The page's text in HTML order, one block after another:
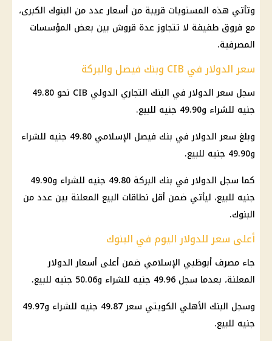
وتأتي هذه المستويات قريبة من أسعار عدد من البنوك الكبرى،
مع فروق طفيفة لا تتجاوز عدة قروش بين بعض المؤسسات
المصرفية.
سعر الدولار في CIB وبنك فيصل والبركة
سجل سعر الدولار في البنك التجاري الدولي CIB نحو 49.80
جنيه للشراء و49.90 جنيه للبيع.
وبلغ سعر الدولار في بنك فيصل الإسلامي 49.80 جنيه للشراء
و49.90 جنيه للبيع.
كما سجل الدولار في بنك البركة 49.80 جنيه للشراء و49.90
جنيه للبيع، ليأتي ضمن أقل نطاقات البيع المعلنة بين عدد من
البنوك.
أعلى سعر للدولار اليوم في البنوك
جاء مصرف أبوظبي الإسلامي ضمن أعلى أسعار الدولار
المعلنة، بعدما سجل 49.96 جنيه للشراء و50.06 جنيه للبيع.
وسجل البنك الأهلي الكويتي سعر 49.87 جنيه للشراء و49.97
جنيه للبيع.